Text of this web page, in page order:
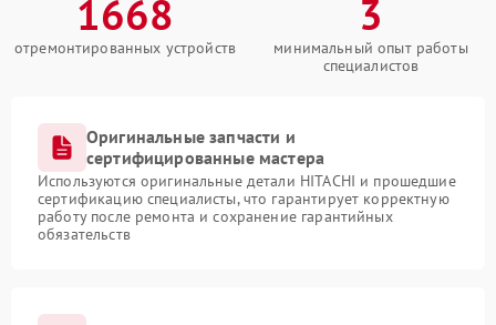
1668
отремонтированных устройств
3
минимальный опыт работы
специалистов
Оригинальные запчасти и
сертифицированные мастера
Используются оригинальные детали HITACHI и прошедшие
сертификацию специалисты, что гарантирует корректную
работу после ремонта и сохранение гарантийных
обязательств